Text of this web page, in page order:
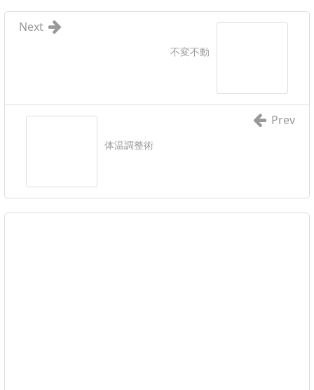
不変不動
Next
体温調整術
Prev